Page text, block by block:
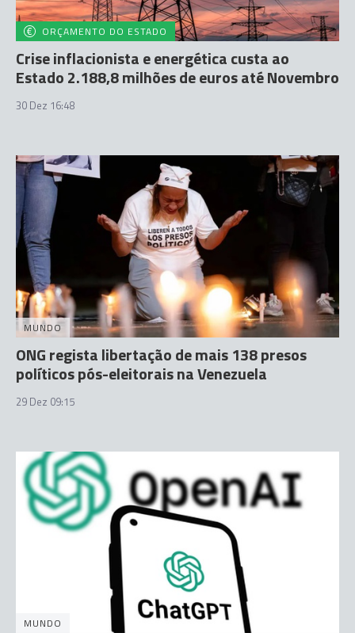
ORÇAMENTO DO ESTADO
Crise inflacionista e energética custa ao
Estado 2.188,8 milhões de euros até Novembro
30 Dez 16:48
MUNDO
ONG regista libertação de mais 138 presos
políticos pós-eleitorais na Venezuela
29 Dez 09:15
MUNDO